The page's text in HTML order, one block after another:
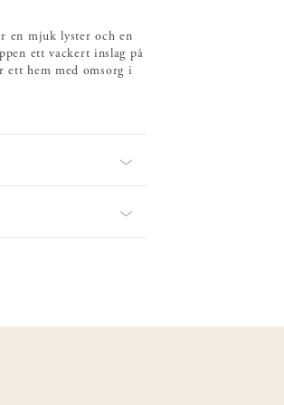
en mjuk lyster och en
ett vackert inslag på
ett hem med omsorg i